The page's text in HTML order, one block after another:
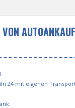
VON
24 mit eigenen